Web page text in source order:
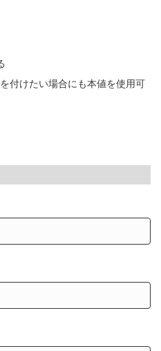
付けたい場合にも本値を使用可